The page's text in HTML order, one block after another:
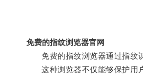
免费的指纹浏览器官网
免费的指纹浏览器通过指纹识
这种浏览器不仅能够保护用户